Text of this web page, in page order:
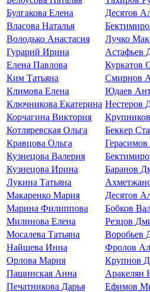
Булгакова Елена
Десятов
Власова Наталья
Володько Анастасия
Лучко
Гурарий Ирина
Астафьев
Елена Павлова
Куркатов
Ким Татьяна
Смирнов
Климова Елена
Юдаев
Ключникова Екатерина Нестеров
Корчагина Виктория
Котляревская Ольга
Беккер
Кравцова Ольга
Кузнецова Валерия
Кузнецова Ирина
Баранов
Лукина Татьяна
Макаренко Мария
Десятов
Марина Филиппова
Бобков
Милинова Елена
Резцов
Мосалева Татьяна
Воробьев
Найшева Инна
Фролов
Орлова Мария
Крупнов
Пащинская Анна
Аракелян
Печатникова Дарья
Ефимов